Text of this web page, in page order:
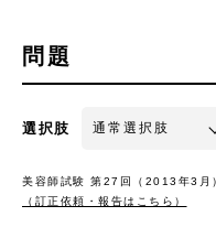
問題
選択肢
美容師試験 第27回（2013年3月
（訂正依頼・報告はこちら）